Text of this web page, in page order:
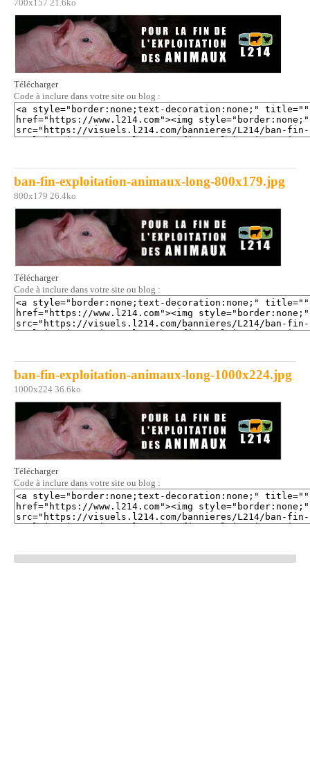
700x157 21.6ko
Télécharger
Code à inclure dans votre site ou blog :
ban-fin-exploitation-animaux-long-800x179.jpg
800x179 26.4ko
Télécharger
Code à inclure dans votre site ou blog :
ban-fin-exploitation-animaux-long-1000x224.jpg
1000x224 36.6ko
Télécharger
Code à inclure dans votre site ou blog :